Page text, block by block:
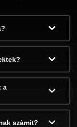
a
számít?